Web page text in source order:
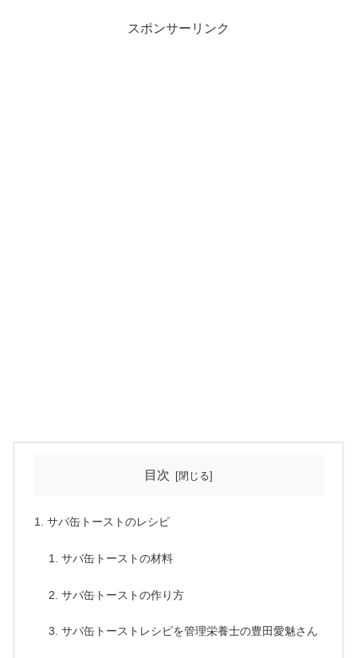
スポンサーリンク
目次
サバ缶トーストのレシピ
サバ缶トーストの材料
サバ缶トーストの作り方
サバ缶トーストレシピを管理栄養士の豊田愛魅さん